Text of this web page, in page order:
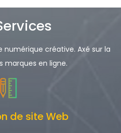
créative. Axé sur la
marques en ligne.
de site Web